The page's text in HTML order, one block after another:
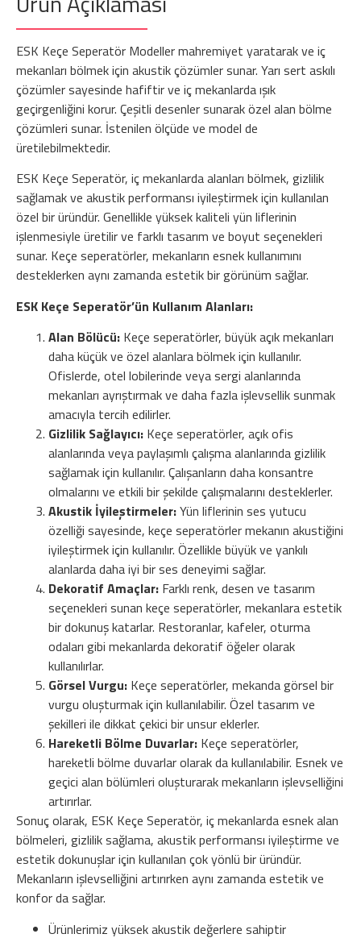
ESK Keçe Seperatör Modeller mahremiyet yaratarak ve iç
mekanları bölmek için akustik çözümler sunar. Yarı sert askılı
çözümler sayesinde hafiftir ve iç mekanlarda ışık
geçirgenliğini korur. Çeşitli desenler sunarak özel alan bölme
çözümleri sunar. İstenilen ölçüde ve model de
üretilebilmektedir.
ESK Keçe Seperatör, iç mekanlarda alanları bölmek, gizlilik
sağlamak ve akustik performansı iyileştirmek için kullanılan
özel bir üründür. Genellikle yüksek kaliteli yün liflerinin
işlenmesiyle üretilir ve farklı tasarım ve boyut seçenekleri
sunar. Keçe seperatörler, mekanların esnek kullanımını
desteklerken aynı zamanda estetik bir görünüm sağlar.
ESK Keçe Seperatör’ün Kullanım Alanları:
Alan Bölücü: Keçe seperatörler, büyük açık mekanları
daha küçük ve özel alanlara bölmek için kullanılır.
Ofislerde, otel lobilerinde veya sergi alanlarında
mekanları ayrıştırmak ve daha fazla işlevsellik sunmak
amacıyla tercih edilirler.
Gizlilik Sağlayıcı: Keçe seperatörler, açık ofis
alanlarında veya paylaşımlı çalışma alanlarında gizlilik
sağlamak için kullanılır. Çalışanların daha konsantre
olmalarını ve etkili bir şekilde çalışmalarını desteklerler.
Akustik İyileştirmeler:Yün liflerinin ses yutucu
özelliği sayesinde, keçe seperatörler mekanın akustiğini
iyileştirmek için kullanılır. Özellikle büyük ve yankılı
alanlarda daha iyi bir ses deneyimi sağlar.
Dekoratif Amaçlar: Farklı renk, desen ve tasarım
seçenekleri sunan keçe seperatörler, mekanlara estetik
bir dokunuş katarlar. Restoranlar, kafeler, oturma
odaları gibi mekanlarda dekoratif öğeler olarak
kullanılırlar.
Görsel Vurgu: Keçe seperatörler, mekanda görsel bir
vurgu oluşturmak için kullanılabilir. Özel tasarım ve
şekilleri ile dikkat çekici bir unsur eklerler.
Hareketli Bölme Duvarlar: Keçe seperatörler,
hareketli bölme duvarlar olarak da kullanılabilir. Esnek ve
geçici alan bölümleri oluşturarak mekanların işlevselliğini
artırırlar.
Sonuç olarak, ESK Keçe Seperatör, iç mekanlarda esnek alan
bölmeleri, gizlilik sağlama, akustik performansı iyileştirme ve
estetik dokunuşlar için kullanılan çok yönlü bir üründür.
Mekanların işlevselliğini artırırken aynı zamanda estetik ve
konfor da sağlar.
Ürünlerimiz yüksek akustik değerlere sahiptir